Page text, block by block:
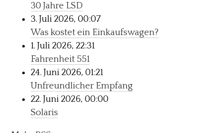
30 Jahre LSD
3. Juli 2026, 00:07
Was kostet ein Einkaufswagen?
1. Juli 2026, 22:31
Fahrenheit 551
24. Juni 2026, 01:21
Unfreundlicher Empfang
22. Juni 2026, 00:00
Solaris